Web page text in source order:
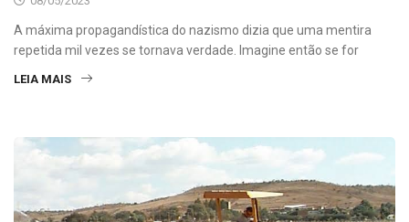
A máxima propagandística do nazismo dizia que uma mentira
repetida mil vezes se tornava verdade. Imagine então se for
LEIA MAIS